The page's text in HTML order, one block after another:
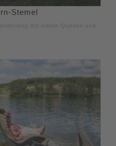
Stemel
mit vielen Quellen und